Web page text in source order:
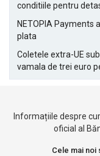
conditiile pentru
NETOPIA Payments
plata
Coletele extra-UE
vamala de trei euro
Informațiile despre
oficial al
Cele mai noi